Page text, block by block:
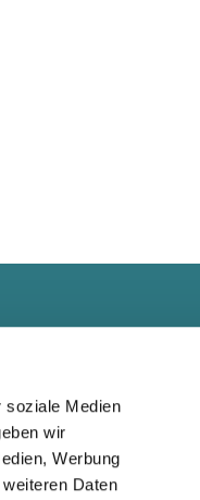
soziale Medien
wir
Werbung
Daten